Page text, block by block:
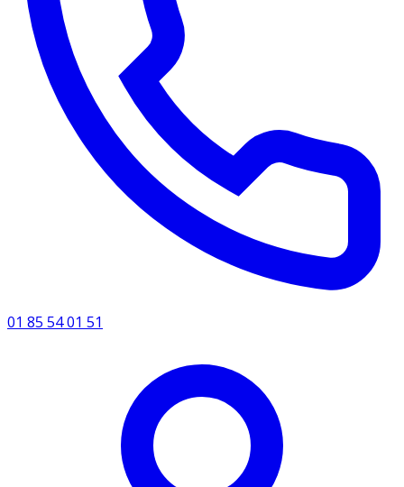
01 85 54 01 51